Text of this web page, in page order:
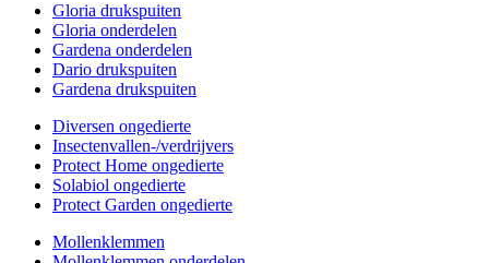
Gloria drukspuiten
Gloria onderdelen
Gardena onderdelen
Dario drukspuiten
Gardena drukspuiten
Diversen ongedierte
Insectenvallen-/verdrijvers
Protect Home ongedierte
Solabiol ongedierte
Protect Garden ongedierte
Mollenklemmen